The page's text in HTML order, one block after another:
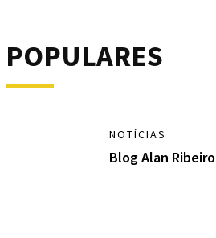
POPULARES
NOTÍCIAS
Blog Alan Ribeiro